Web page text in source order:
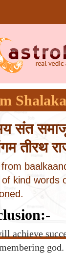
Shalaka
संत
तीरथ
kind words
achieve
god.